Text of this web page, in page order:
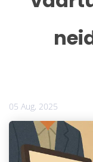
05 Aug, 2025